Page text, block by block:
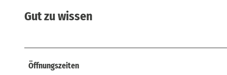
Gut zu wissen
Öffnungszeiten